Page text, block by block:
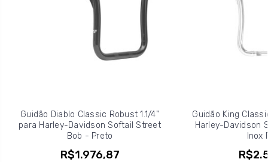
Guidão Diablo Classic Robust 1.1/4"
para Harley-Davidson Softail Street
Bob - Preto
R$1.976,87
Guidão King
Harley-Davidson
Inox